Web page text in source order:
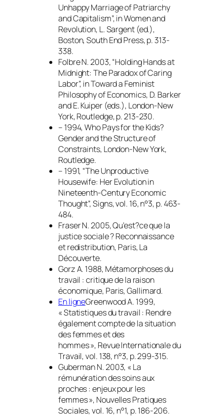
Unhappy Marriage of Patriarchy
and Capitalism”, inWomen and
Revolution, L. Sargent (ed.),
Boston, South End Press, p. 313-
338.
Folbre N. 2003, “Holding Hands at
Midnight: The Paradox of Caring
Labor”, inToward a Feminist
Philosophy of Economics, D. Barker
and E. Kuiper (eds.), London-New
York, Routledge, p. 213-230.
– 1994,Who Pays for the Kids?
Gender and the Structure of
Constraints, London-New York,
Routledge.
– 1991, “The Unproductive
Housewife: Her Evolution in
Nineteenth-Century Economic
Thought”,Signs, vol. 16, n°3, p. 463-
484.
Fraser N. 2005,Qu’est?ce que la
justice sociale ? Reconnaissance
et redistribution, Paris, La
Découverte.
Gorz A. 1988, Métamorphoses du
travail : critique de la raison
économique, Paris, Gallimard.
En ligneGreenwood A. 1999,
« Statistiques du travail : Rendre
également compte de la situation
des femmes et des
hommes », Revue Internationale du
Travail, vol. 138, n°3, p. 299-315.
Guberman N. 2003, « La
rémunération des soins aux
proches : enjeux pour les
femmes », Nouvelles Pratiques
Sociales, vol. 16, n°1, p. 186-206.